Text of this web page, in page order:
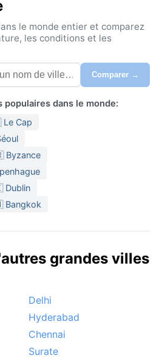
le monde entier et comparez
les conditions et les
Comparer →
populaires dans le monde:
Cap
grandes villes
Delhi
Hyderabad
Chennai
Surate